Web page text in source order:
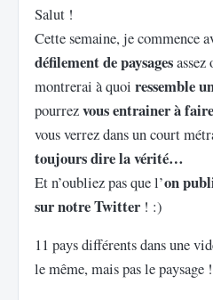
Salut !
Cette semaine, je commence
défilement de paysages
montrerai à quoi ressemble
pourrezvous entrainer à
vous verrez dans un court
toujours dire la vérité…
Et n’oubliez pas que l’on
sur notre Twitter ! :)
11 pays différents dans une
le même, mais pas le